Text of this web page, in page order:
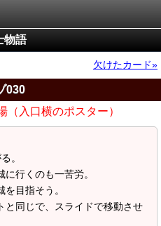
物語
欠けたカード
030
（入口横のポスター）
。
行くのも一苦労。
目指そう。
と同じで、スライドで移動させ